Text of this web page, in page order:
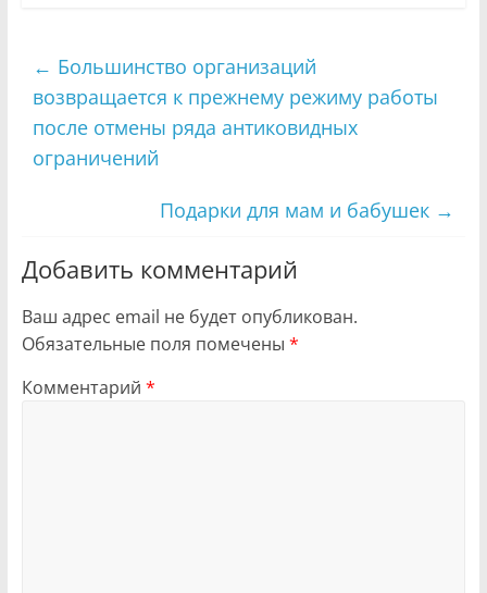
← Большинство организаций
возвращается к прежнему режиму работы
после отмены ряда антиковидных
ограничений
Подарки для мам и бабушек →
Добавить комментарий
Ваш адрес email не будет опубликован.
Обязательные поля помечены *
Комментарий *